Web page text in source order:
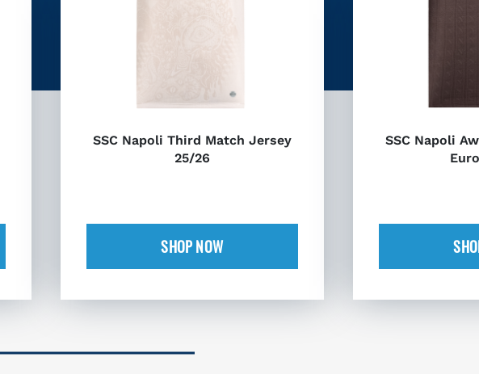
SSC Napoli Third Match Jersey
25/26
SHOP NOW
SSC Napoli